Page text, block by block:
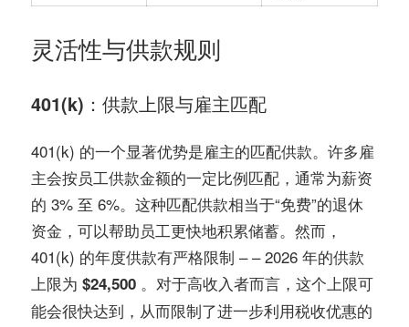
灵活性与供款规则
401(k)：供款上限与雇主匹配
401(k) 的一个显著优势是雇主的匹配供款。许多雇
主会按员工供款金额的一定比例匹配，通常为薪资
的 3% 至 6%。这种匹配供款相当于“免费”的退休
资金，可以帮助员工更快地积累储蓄。然而，
401(k) 的年度供款有严格限制 – – 2026 年的供款
上限为 $24,500 。对于高收入者而言，这个上限可
能会很快达到，从而限制了进一步利用税收优惠的